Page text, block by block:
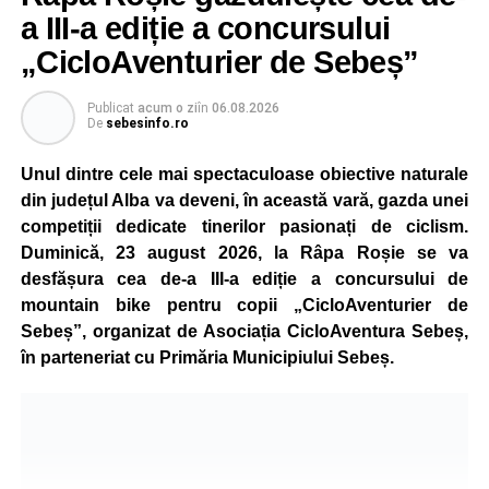
recreative în mai multe zone ale municipiului – Răhău,
cartierul „Mihail Kogălniceanu”, Petrești și Parcul
Tineretului. Programul include spectacole pentru cei mici,
proiecții de film, petrecerea cu spumă și cea de-a treia
ediție a concursului MTB„Cicloaventurier de Sebeș”
care se va desfășura la Râpa Roșie.
Publicul adult va avea la dispoziție o serie de evenimente
culturale, printre care proiecții cinematografice, întâlniri cu
artiști locali și salonul literar„Armonia artelor”.
Festivalul va cuprinde și o seară dedicată tradițiilor
săsești, precum și un spectacol folcloric organizat în
memoria interpretului Felician Fărcașiu.
Printre momentele de atracție se numără spectacolul de
a III-a ediție a concursului
„CicloAventurier de Sebeș”
Publicat acum o ziîn 06.08.2026
De sebesinfo.ro
Unul dintre cele mai spectaculoase obiective naturale
din județul Alba va deveni, în această vară, gazda unei
competiții dedicate tinerilor pasionați de ciclism.
Duminică, 23 august 2026, la Râpa Roșie se va
desfășura cea de-a III-a ediție a concursului de
mountain bike pentru copii „CicloAventurier de
Sebeș”, organizat de Asociația CicloAventura Sebeș,
în parteneriat cu Primăria Municipiului Sebeș.